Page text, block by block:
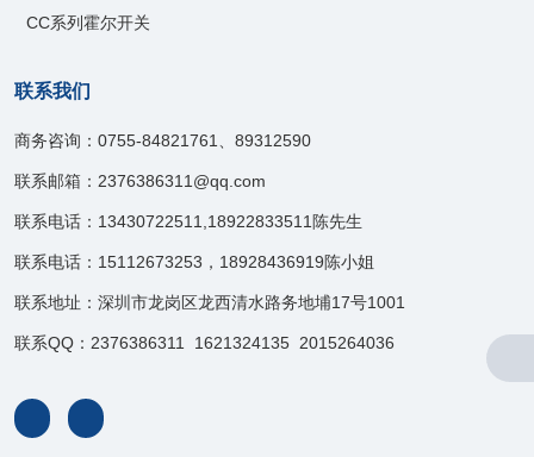
CC系列霍尔开关
联系我们
商务咨询：0755-84821761、89312590
联系邮箱：2376386311@qq.com
联系电话：13430722511,18922833511陈先生
联系电话：15112673253，18928436919陈小姐
联系地址：深圳市龙岗区龙西清水路务地埔17号1001
联系QQ：2376386311 1621324135 2015264036